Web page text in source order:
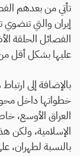
تأتي من بعدهم
إيران والتي
الفصائل الحلقة
عليها بشكل أقل من
بالإضافة إلى
خطواتها داخل
العراق الأوسع،
الإسلامية، ولكن
بالنسبة لطهران،